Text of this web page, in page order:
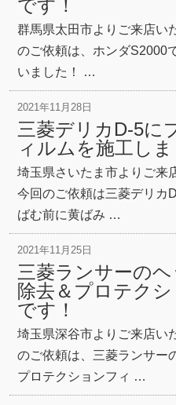
です！
群馬県太田市よりご来店い
のご依頼は、ホンダS2000
いました！ …
2021年11月28日
三菱デリカD-5に
ィルムを施工しま
埼玉県さいたま市よりご来
今回のご依頼は三菱デリカ
ばむ前に黄ばみ …
2021年11月25日
三菱ランサーの
除去＆プロテク
です！
埼玉県深谷市よりご来店い
のご依頼は、三菱ランサー
プロテクションフィ …